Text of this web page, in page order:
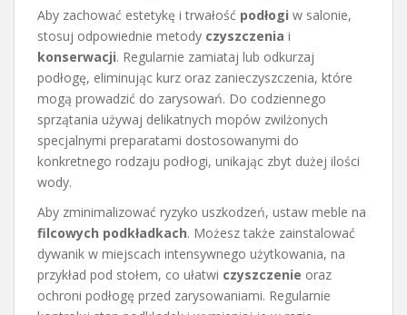
Aby zachować estetykę i trwałość podłogi w salonie,
stosuj odpowiednie metody czyszczenia i
konserwacji. Regularnie zamiataj lub odkurzaj
podłogę, eliminując kurz oraz zanieczyszczenia, które
mogą prowadzić do zarysowań. Do codziennego
sprzątania używaj delikatnych mopów zwilżonych
specjalnymi preparatami dostosowanymi do
konkretnego rodzaju podłogi, unikając zbyt dużej ilości
wody.
Aby zminimalizować ryzyko uszkodzeń, ustaw meble na
filcowych podkładkach. Możesz także zainstalować
dywanik w miejscach intensywnego użytkowania, na
przykład pod stołem, co ułatwi czyszczenie oraz
ochroni podłogę przed zarysowaniami. Regularnie